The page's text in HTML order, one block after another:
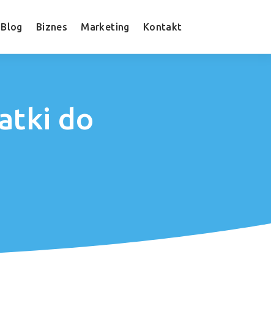
Blog Biznes Marketing Kontakt
do